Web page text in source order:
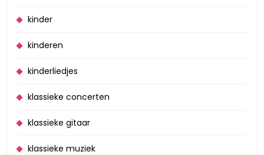
kinder
kinderen
kinderliedjes
klassieke concerten
klassieke gitaar
klassieke muziek